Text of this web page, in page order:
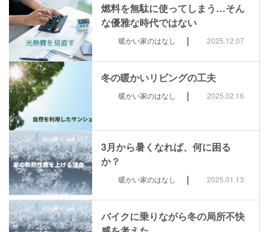
燃料を無駄に使ってしまう…そん
な優雅な時代ではない
暖かい家のはなし | 2025.12.07
冬の暖かいリビングの工夫
暖かい家のはなし | 2025.02.16
3月から暑くなれば、何に困る
か？
暖かい家のはなし | 2025.01.13
バイクに乗りながら冬の局所不快